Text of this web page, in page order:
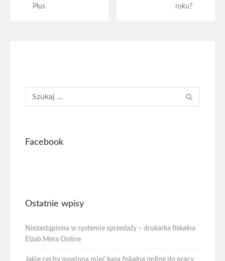
Plus
roku?
Facebook
Ostatnie wpisy
Niezastąpiona w systemie sprzedaży – drukarka fiskalna
Elzab Mera Online